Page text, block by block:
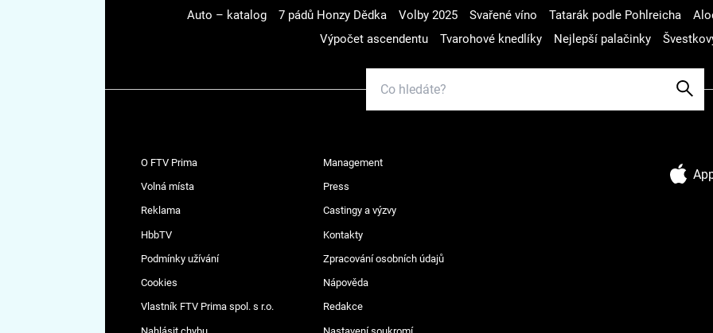
Auto – katalog
7 pádů Honzy Dědka Volby 2025 Svařené víno Tatarák podle Pohlreicha
Výpočet ascendentu
Tvarohové knedlíky Nejlepší palačinky
O FTV Prima Management
Volná místa Press
Reklama Castingy a výzvy
HbbTV Kontakty
Podmínky užívání Zpracování osobních údajů
Cookies Nápověda
Vlastník FTV Prima spol. s r.o. Redakce